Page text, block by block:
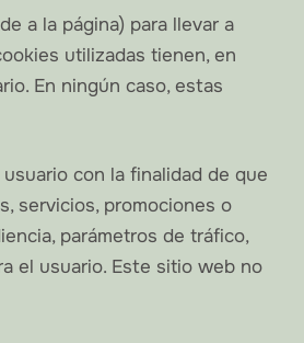
a la página) para llevar a
utilizadas tienen, en
En ningún caso, estas
con la finalidad de que
servicios, promociones o
parámetros de tráfico,
el usuario. Este sitio web no